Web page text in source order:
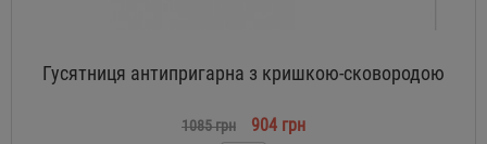
Гусятниця антипригарна з кришкою-сковородою
1085 грн 904 грн